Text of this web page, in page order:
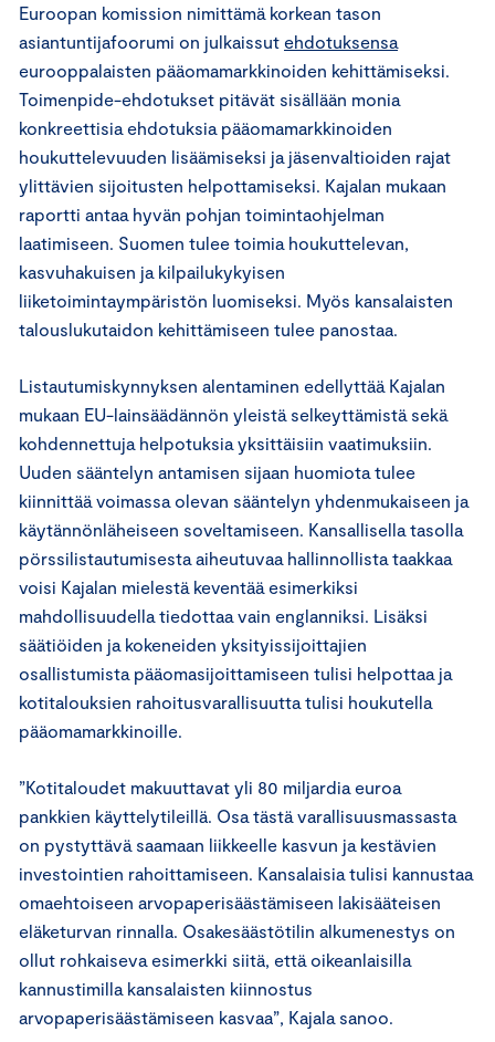
Euroopan komission nimittämä korkean tason
asiantuntijafoorumi on julkaissut ehdotuksensa
eurooppalaisten pääomamarkkinoiden kehittämiseksi.
Toimenpide-ehdotukset pitävät sisällään monia
konkreettisia ehdotuksia pääomamarkkinoiden
houkuttelevuuden lisäämiseksi ja jäsenvaltioiden rajat
ylittävien sijoitusten helpottamiseksi. Kajalan mukaan
raportti antaa hyvän pohjan toimintaohjelman
laatimiseen. Suomen tulee toimia houkuttelevan,
kasvuhakuisen ja kilpailukykyisen
liiketoimintaympäristön luomiseksi. Myös kansalaisten
talouslukutaidon kehittämiseen tulee panostaa.
Listautumiskynnyksen alentaminen edellyttää Kajalan
mukaan EU-lainsäädännön yleistä selkeyttämistä sekä
kohdennettuja helpotuksia yksittäisiin vaatimuksiin.
Uuden sääntelyn antamisen sijaan huomiota tulee
kiinnittää voimassa olevan sääntelyn yhdenmukaiseen ja
käytännönläheiseen soveltamiseen. Kansallisella tasolla
pörssilistautumisesta aiheutuvaa hallinnollista taakkaa
voisi Kajalan mielestä keventää esimerkiksi
mahdollisuudella tiedottaa vain englanniksi. Lisäksi
säätiöiden ja kokeneiden yksityissijoittajien
osallistumista pääomasijoittamiseen tulisi helpottaa ja
kotitalouksien rahoitusvarallisuutta tulisi houkutella
pääomamarkkinoille.
”Kotitaloudet makuuttavat yli 80 miljardia euroa
pankkien käyttelytileillä. Osa tästä varallisuusmassasta
on pystyttävä saamaan liikkeelle kasvun ja kestävien
investointien rahoittamiseen. Kansalaisia tulisi kannustaa
omaehtoiseen arvopaperisäästämiseen lakisääteisen
eläketurvan rinnalla. Osakesäästötilin alkumenestys on
ollut rohkaiseva esimerkki siitä, että oikeanlaisilla
kannustimilla kansalaisten kiinnostus
arvopaperisäästämiseen kasvaa”, Kajala sanoo.